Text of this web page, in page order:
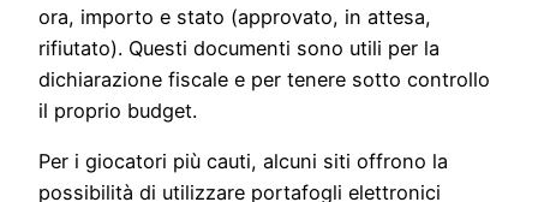
ora, importo e stato (approvato, in attesa,
rifiutato). Questi documenti sono utili per la
dichiarazione fiscale e per tenere sotto controllo
il proprio budget.
Per i giocatori più cauti, alcuni siti offrono la
possibilità di utilizzare portafogli elettronici